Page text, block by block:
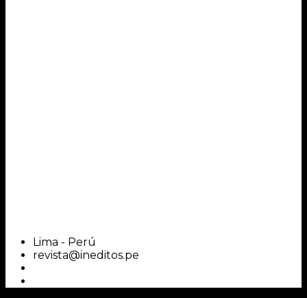
Lima - Perú
revista@ineditos.pe